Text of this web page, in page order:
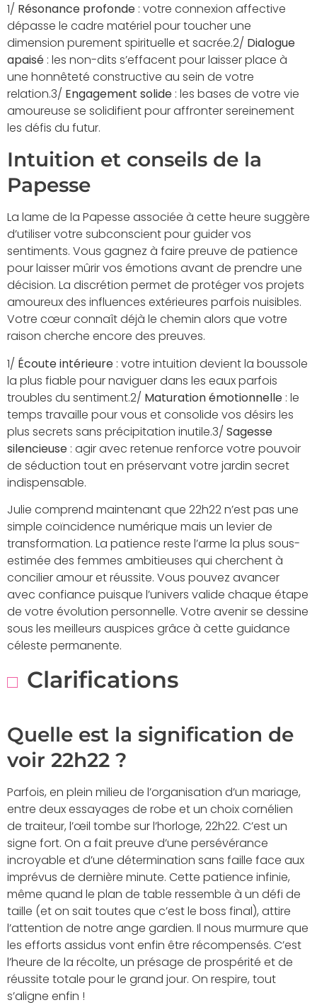
1/ Résonance profonde : votre connexion affective
dépasse le cadre matériel pour toucher une
dimension purement spirituelle et sacrée.2/ Dialogue
apaisé : les non-dits s’effacent pour laisser place à
une honnêteté constructive au sein de votre
relation.3/ Engagement solide : les bases de votre vie
amoureuse se solidifient pour affronter sereinement
les défis du futur.
Intuition et conseils de la
Papesse
La lame de la Papesse associée à cette heure suggère
d’utiliser votre subconscient pour guider vos
sentiments. Vous gagnez à faire preuve de patience
pour laisser mûrir vos émotions avant de prendre une
décision. La discrétion permet de protéger vos projets
amoureux des influences extérieures parfois nuisibles.
Votre cœur connaît déjà le chemin alors que votre
raison cherche encore des preuves.
1/ Écoute intérieure : votre intuition devient la boussole
la plus fiable pour naviguer dans les eaux parfois
troubles du sentiment.2/ Maturation émotionnelle : le
temps travaille pour vous et consolide vos désirs les
plus secrets sans précipitation inutile.3/ Sagesse
silencieuse : agir avec retenue renforce votre pouvoir
de séduction tout en préservant votre jardin secret
indispensable.
Julie comprend maintenant que 22h22 n’est pas une
simple coïncidence numérique mais un levier de
transformation. La patience reste l’arme la plus sous-
estimée des femmes ambitieuses qui cherchent à
concilier amour et réussite. Vous pouvez avancer
avec confiance puisque l’univers valide chaque étape
de votre évolution personnelle. Votre avenir se dessine
sous les meilleurs auspices grâce à cette guidance
céleste permanente.
Clarifications
Quelle est la signification de
voir 22h22 ?
Parfois, en plein milieu de l’organisation d’un mariage,
entre deux essayages de robe et un choix cornélien
de traiteur, l’œil tombe sur l’horloge, 22h22. C’est un
signe fort. On a fait preuve d’une persévérance
incroyable et d’une détermination sans faille face aux
imprévus de dernière minute. Cette patience infinie,
même quand le plan de table ressemble à un défi de
taille (et on sait toutes que c’est le boss final), attire
l’attention de notre ange gardien. Il nous murmure que
les efforts assidus vont enfin être récompensés. C’est
l’heure de la récolte, un présage de prospérité et de
réussite totale pour le grand jour. On respire, tout
s’aligne enfin !